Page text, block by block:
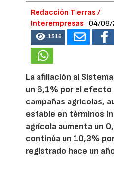
Redacción Tierras /
Interempresas
04/08/
1516
La afiliación al
un 6,1% por el efecto
campañas agrícolas,
estable en términos
agrícola aumenta un
continúa un 10,3%
registrado hace un